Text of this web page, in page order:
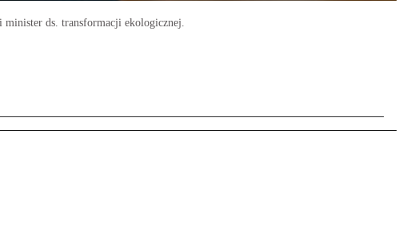
minister ds. transformacji ekologicznej.